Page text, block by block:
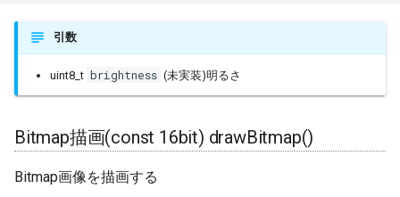
qrcode()
QRコード描画(String)
qrcode()
カーソルX座標 cursor_x
カーソルY座標 cursor_y
BLEHIDDevice
BLERemoteCharacteristic
BLERemoteDescriptor
BLERemoteService
uart_select
引数
uint8_t brightness (未実装)明るさ
Bitmap描画(const 16bit) drawBitmap()
Bitmap画像を描画する